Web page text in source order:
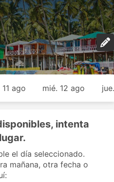
11 ago mié. 12 ago
intenta
el día seleccionado.
mañana, otra fecha o